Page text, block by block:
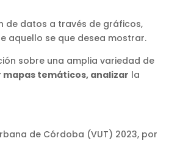
de datos a través de gráficos,
aquello se que desea mostrar.
sobre una amplia variedad de
mapas temáticos, analizar la
de Córdoba (VUT) 2023, por